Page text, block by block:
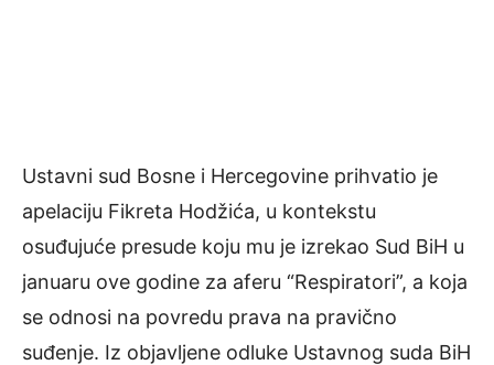
Ustavni sud Bosne i Hercegovine prihvatio je
apelaciju Fikreta Hodžića, u kontekstu
osuđujuće presude koju mu je izrekao Sud BiH u
januaru ove godine za aferu “Respiratori”, a koja
se odnosi na povredu prava na pravično
suđenje. Iz objavljene odluke Ustavnog suda BiH